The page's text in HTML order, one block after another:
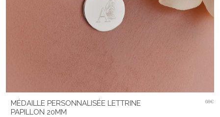
MÉDAILLE PERSONNALISÉE LETTRINE
PAPILLON 20MM
68€